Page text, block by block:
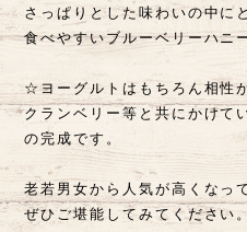
さっぱりとした味わいの中に
食べやすいブルーベリーハニ
☆ヨーグルトはもちろん相性
クランベリー等と共にかけて
の完成です。
老若男女から人気が高くなっ
ぜひご堪能してみてください